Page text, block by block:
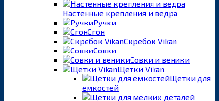
Настенные крепления и ведра
Ручки
Сгон
Скребок Vikan
Совки
Совки и веники
Щетки Vikan
Щетки для
емкостей